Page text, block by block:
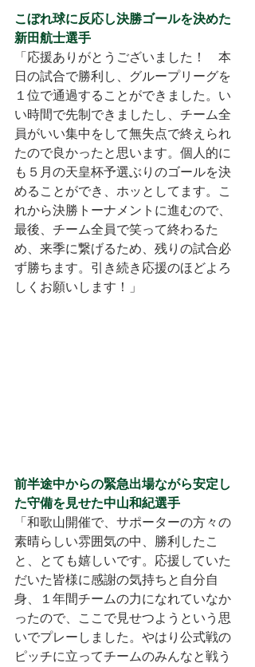
こぼれ球に反応し決勝ゴールを決めた
新田航士選手
「応援ありがとうございました！　本
日の試合で勝利し、グループリーグを
１位で通過することができました。い
い時間で先制できましたし、チーム全
員がいい集中をして無失点で終えられ
たので良かったと思います。個人的に
も５月の天皇杯予選ぶりのゴールを決
めることができ、ホッとしてます。こ
れから決勝トーナメントに進むので、
最後、チーム全員で笑って終わるた
め、来季に繋げるため、残りの試合必
ず勝ちます。引き続き応援のほどよろ
しくお願いします！」
前半途中からの緊急出場ながら安定し
た守備を見せた中山和紀選手
「和歌山開催で、サポーターの方々の
素晴らしい雰囲気の中、勝利したこ
と、とても嬉しいです。応援していた
だいた皆様に感謝の気持ちと自分自
身、１年間チームの力になれていなか
ったので、ここで見せつようという思
いでプレーしました。やはり公式戦の
ピッチに立ってチームのみんなと戦う